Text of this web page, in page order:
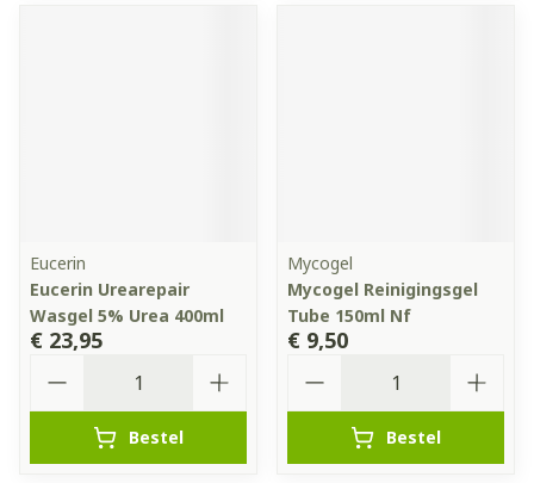
Eucerin
Eucerin Urearepair
Wasgel 5% Urea 400ml
€ 23,95
Bestel
Mycogel
Mycogel Reinigingsgel
Tube 150ml Nf
€ 9,50
Bestel